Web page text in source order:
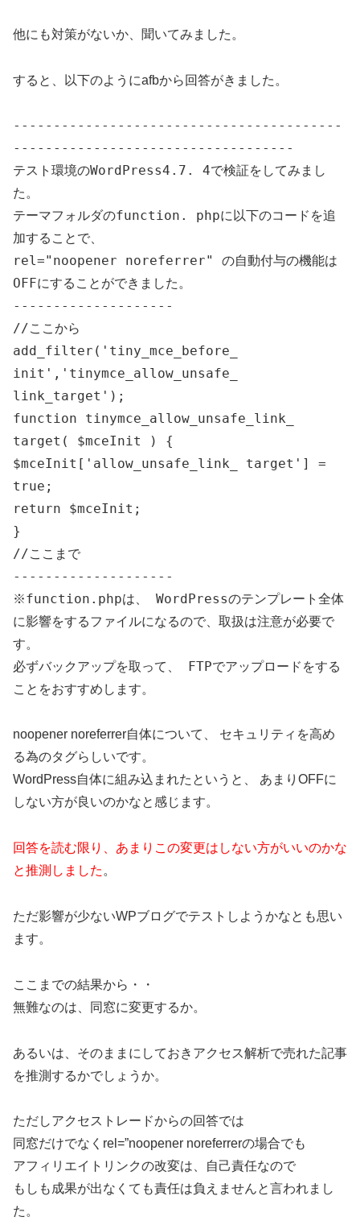
他にも対策がないか、聞いてみました。
すると、以下のようにafbから回答がきました。
-----------------------------------------
-----------------------------------
テスト環境のWordPress4.7. 4で検証をしてみまし
た。
テーマフォルダのfunction. phpに以下のコードを追
加することで、
rel="noopener noreferrer" の自動付与の機能は
OFFにすることができました。
--------------------
//ここから
add_filter('tiny_mce_before_
init','tinymce_allow_unsafe_
link_target');
function tinymce_allow_unsafe_link_
target( $mceInit ) {
$mceInit['allow_unsafe_link_ target'] =
true;
return $mceInit;
}
//ここまで
--------------------
※function.phpは、 WordPressのテンプレート全体
に影響をするファイルになるので、取扱は注意が必要で
す。
必ずバックアップを取って、 FTPでアップロードをする
ことをおすすめします。
noopener noreferrer自体について、 セキュリティを高め
る為のタグらしいです。
WordPress自体に組み込まれたというと、 あまりOFFに
しない方が良いのかなと感じます。
回答を読む限り、あまりこの変更はしない方がいいのかな
と推測しました 。
ただ影響が少ないWPブログでテストしようかなとも思い
ます。
ここまでの結果から・・
無難なのは、同窓に変更するか。
あるいは、そのままにしておきアクセス解析で売れた記事
を推測するかでしょうか。
ただしアクセストレードからの回答では
同窓だけでなくrel=”noopener noreferrerの場合でも
アフィリエイトリンクの改変は、自己責任なので
もしも成果が出なくても責任は負えませんと言われまし
た。